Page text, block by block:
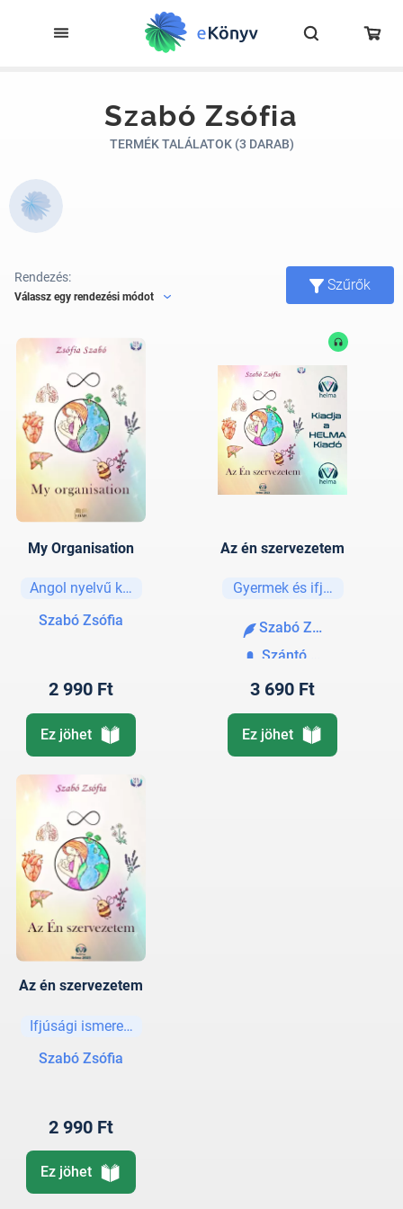
Szabó Zsófia
TERMÉK TALÁLATOK (3 DARAB)
Rendezés:
Válassz egy rendezési módot
Szűrők
My Organisation
Angol nyelvű könyvek
Szabó Zsófia
2 990 Ft
Ez jöhet
Az én szervezetem
Gyermek és ifjúsági
Szabó Zsófia
Szántó Sándor
3 690 Ft
Ez jöhet
Az én szervezetem
Ifjúsági ismeretterjesztő
Szabó Zsófia
2 990 Ft
Ez jöhet